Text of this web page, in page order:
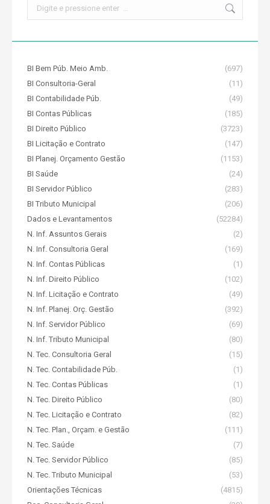
BI Bem Púb. Meio Amb.
(697)
BI Consultoria-Geral
(11)
BI Contabilidade Púb.
(49)
BI Contas Públicas
(185)
BI Direito Público
(3723)
BI Licitação e Contrato
(147)
BI Planej. Orçamento Gestão
(1153)
BI Saúde
(24)
BI Servidor Público
(283)
BI Tributo Municipal
(206)
Dados e Levantamentos
(52284)
N. Inf. Assuntos Gerais
(2)
N. Inf. Consultoria Geral
(169)
N. Inf. Contas Públicas
(1)
N. Inf. Direito Público
(102)
N. Inf. Licitação e Contrato
(49)
N. Inf. Planej. Orç. Gestão
(392)
N. Inf. Servidor Público
(69)
N. Inf. Tributo Municipal
(80)
N. Tec. Consultoria Geral
(15)
N. Tec. Contabilidade Púb.
(1)
N. Tec. Contas Públicas
(1)
N. Tec. Direito Público
(80)
N. Tec. Licitação e Contrato
(82)
N. Tec. Plan., Orçam. e Gestão
(111)
N. Tec. Saúde
(7)
N. Tec. Servidor Público
(85)
N. Tec. Tributo Municipal
(53)
Orientações Técnicas
(4815)